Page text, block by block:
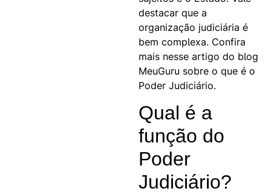
destacar que a
organização judiciária é
bem complexa. Confira
mais nesse artigo do blog
MeuGuru sobre o que é o
Poder Judiciário.
Qual é a
função do
Poder
Judiciário?